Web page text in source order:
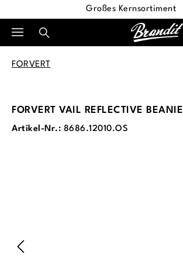
Großes Kernsortiment
FORVERT
FORVERT VAIL REFLECTIVE BEANIE
Artikel-Nr.: 8686.12010.OS